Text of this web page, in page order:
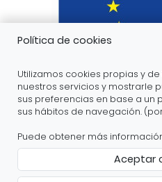
apoyo a la digitalización
DIHnamic a través del
innovación “Horizonte 2020”
Política de cookies
Utilizamos cookies propias y
nuestros servicios y mostrarle
sus preferencias en base a un
sus hábitos de navegación.
Puede obtener más
Aceptar